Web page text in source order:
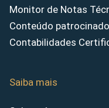
Monitor de Notas
Conteúdo patrocinado
Contabilidades
Saiba mais